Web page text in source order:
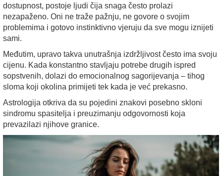
dostupnost, postoje ljudi čija snaga često prolazi
nezapaženo. Oni ne traže pažnju, ne govore o svojim
problemima i gotovo instinktivno vjeruju da sve mogu iznijeti
sami.
Međutim, upravo takva unutrašnja izdržljivost često ima svoju
cijenu. Kada konstantno stavljaju potrebe drugih ispred
sopstvenih, dolazi do emocionalnog sagorijevanja – tihog
sloma koji okolina primijeti tek kada je već prekasno.
Astrologija otkriva da su pojedini znakovi posebno skloni
sindromu spasitelja i preuzimanju odgovornosti koja
prevazilazi njihove granice.